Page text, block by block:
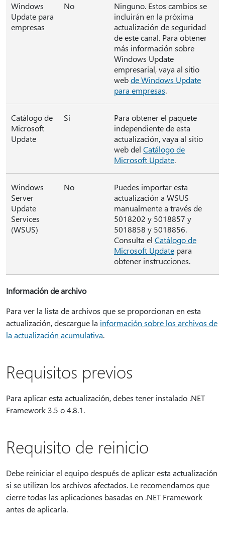
Windows
Update para
empresas
No
Ninguno. Estos cambios se
incluirán en la próxima
actualización de seguridad
de este canal. Para obtener
más información sobre
Windows Update
empresarial, vaya al sitio
webde Windows Update
para empresas.
Catálogo de
Microsoft
Update
Sí
Para obtener el paquete
independiente de esta
actualización, vaya al sitio
web del Catálogo de
Microsoft Update.
Windows
Server
Update
Services
(WSUS)
No
Puedes importar esta
actualización a WSUS
manualmente a través de
5018202 y 5018857 y
5018858 y 5018856.
Consulta el Catálogo de
Microsoft Update para
obtener instrucciones.
Información de archivo
Para ver la lista de archivos que se proporcionan en esta
actualización, descargue la información sobre los archivos de
la actualización acumulativa.
Requisitos previos
Para aplicar esta actualización, debes tener instalado .NET
Framework 3.5 o 4.8.1.
Requisito de reinicio
Debe reiniciar el equipo después de aplicar esta actualización
si se utilizan los archivos afectados. Le recomendamos que
cierre todas las aplicaciones basadas en .NET Framework
antes de aplicarla.